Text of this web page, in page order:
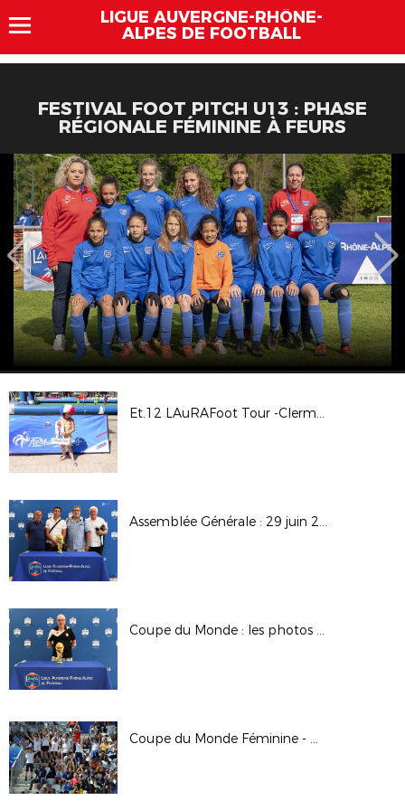
LIGUE AUVERGNE-RHÔNE-
ALPES DE FOOTBALL
FESTIVAL FOOT PITCH U13 : PHASE
RÉGIONALE FÉMININE À FEURS
Et.12 LAuRAFoot Tour -Clermont Fd
Assemblée Générale : 29 juin 2019 à Lyon
Coupe du Monde : les photos de l'Assemblée Générale du 29 juin 2019
Coupe du Monde Féminine - GRENOBLE